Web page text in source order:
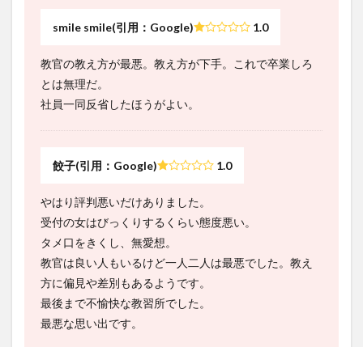
smile smile(引用：Google) 1.0
教官の教え方が最悪。教え方が下手。これで卒業しろ
とは無理だ。
社員一同反省したほうがよい。
餃子(引用：Google) 1.0
やはり評判悪いだけありました。
受付の女はびっくりするくらい態度悪い。
タメ口をきくし、無愛想。
教官は良い人もいるけど一人二人は最悪でした。教え
方に偏見や差別もあるようです。
最後まで不愉快な教習所でした。
最悪な思い出です。